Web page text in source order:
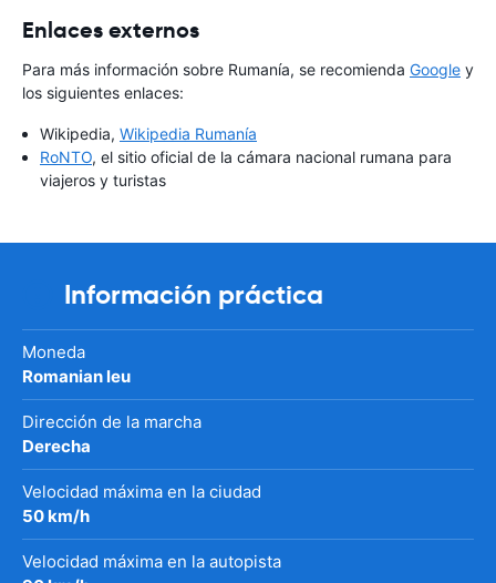
Enlaces externos
Para más información sobre Rumanía, se recomienda Google y
los siguientes enlaces:
Wikipedia, Wikipedia Rumanía
RoNTO, el sitio oficial de la cámara nacional rumana para
viajeros y turistas
Información práctica
Moneda
Romanian leu
Dirección de la marcha
Derecha
Velocidad máxima en la ciudad
50 km/h
Velocidad máxima en la autopista